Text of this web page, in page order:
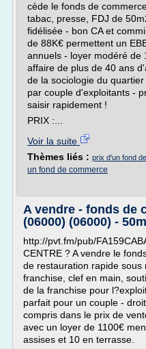
cède le fonds de
tabac, presse, FDJ de
fidélisée - bon CA et
de 88K€ permettent un
annuels - loyer modéré de
affaire de plus de 40 ans
de la sociologie du
par couple d'exploitants -
saisir rapidement !
PRIX :...
Voir la suite
Thèmes liés : prix d'un fond
un fond de commerce
A vendre - fonds de
(06000) (06000) -
http://pvt.fm/pub/
CENTRE ? A vendre le
de restauration rapide sous
franchise, clef en main,
de la franchise pour
parfait pour un couple -
compris dans le prix de
avec un loyer de 1100€
assises et 10 en terrasse.